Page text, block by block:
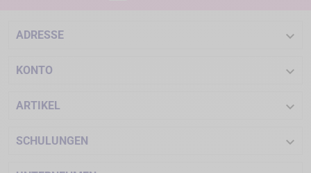
ADRESSE 
KONTO 
ARTIKEL 
SCHULUNGEN 